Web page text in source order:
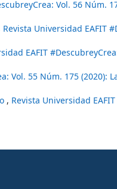
Vol. 56 Núm.
Revista Universidad EAFIT
EAFIT
Vol. 55 Núm. 175 (2020):
, Revista Universidad